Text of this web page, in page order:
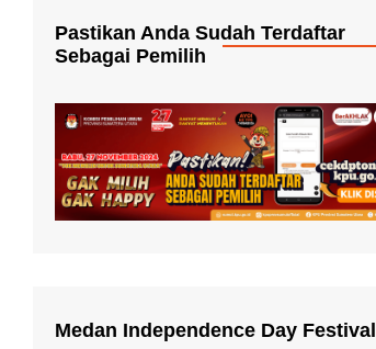
Pastikan Anda Sudah Terdaftar
Sebagai Pemilih
Medan Independence Day Festival